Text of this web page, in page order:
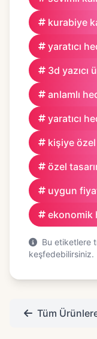
kurabiye
yaratıcı
3d yazıcı
anlamlı
yaratıcı
kişiye
özel
uygun
ekonomik
Bu etiketlere
keşfedebilirsiniz.
Tüm